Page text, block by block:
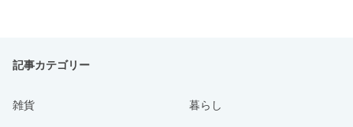
記事カテゴリー
雑貨 暮らし